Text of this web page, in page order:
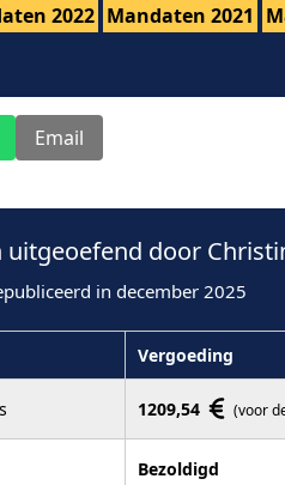
2022 Mandaten 2021
Email
door
in december 2025
Vergoeding
1209,54 (voor
Bezoldigd